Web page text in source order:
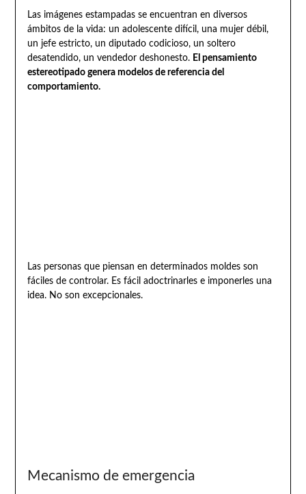
Las imágenes estampadas se encuentran en diversos
ámbitos de la vida: un adolescente difícil, una mujer débil,
un jefe estricto, un diputado codicioso, un soltero
desatendido, un vendedor deshonesto. El pensamiento
estereotipado genera modelos de referencia del
comportamiento.
Las personas que piensan en determinados moldes son
fáciles de controlar. Es fácil adoctrinarles e imponerles una
idea. No son excepcionales.
Mecanismo de emergencia